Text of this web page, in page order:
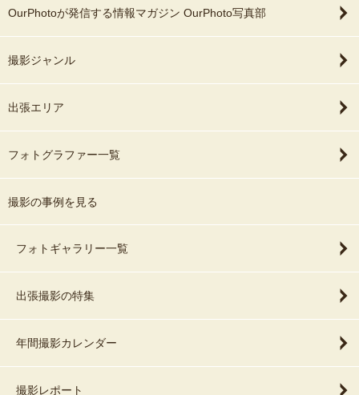
OurPhotoが発信する情報マガジン OurPhoto写真部
撮影ジャンル
出張エリア
フォトグラファー一覧
撮影の事例を見る
フォトギャラリー一覧
出張撮影の特集
年間撮影カレンダー
撮影レポート